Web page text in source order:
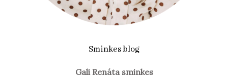
Sminkes blog
Gali Renáta sminkes